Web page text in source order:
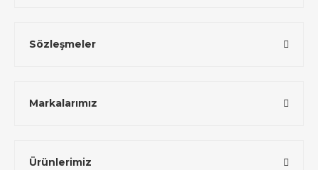
Sözleşmeler
Markalarımız
Ürünlerimiz